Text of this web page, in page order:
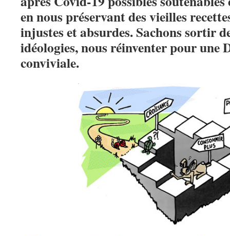
en nous préservant des vieilles
injustes et absurdes. Sachons sortir
idéologies, nous réinventer pour une
conviviale.